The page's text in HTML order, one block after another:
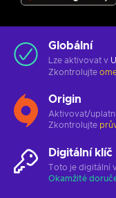
Globální
Lze aktivovat v
Zkontrolujte
Origin
Aktivovat/
Zkontrolujte
Digitální klíč
Toto je digitální
Okamžité